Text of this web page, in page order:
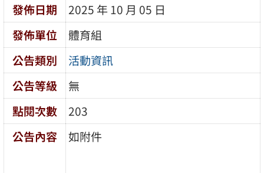
發佈日期
2025 年 10 月 05 日
發佈單位
體育組
公告類別
活動資訊
公告等級
無
點閱次數
203
公告內容
如附件